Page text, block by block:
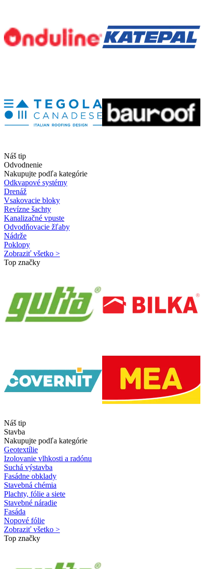
Náš tip
Odvodnenie
Nakupujte podľa kategórie
Odkvapové systémy
Drenáž
Vsakovacie bloky
Revízne šachty
Kanalizačné vpuste
Odvodňovacie žľaby
Nádrže
Poklopy
Zobraziť všetko >
Top značky
Náš tip
Stavba
Nakupujte podľa kategórie
Geotextílie
Izolovanie vlhkosti a radónu
Suchá výstavba
Fasádne obklady
Stavebná chémia
Plachty, fólie a siete
Stavebné náradie
Fasáda
Nopové fólie
Zobraziť všetko >
Top značky